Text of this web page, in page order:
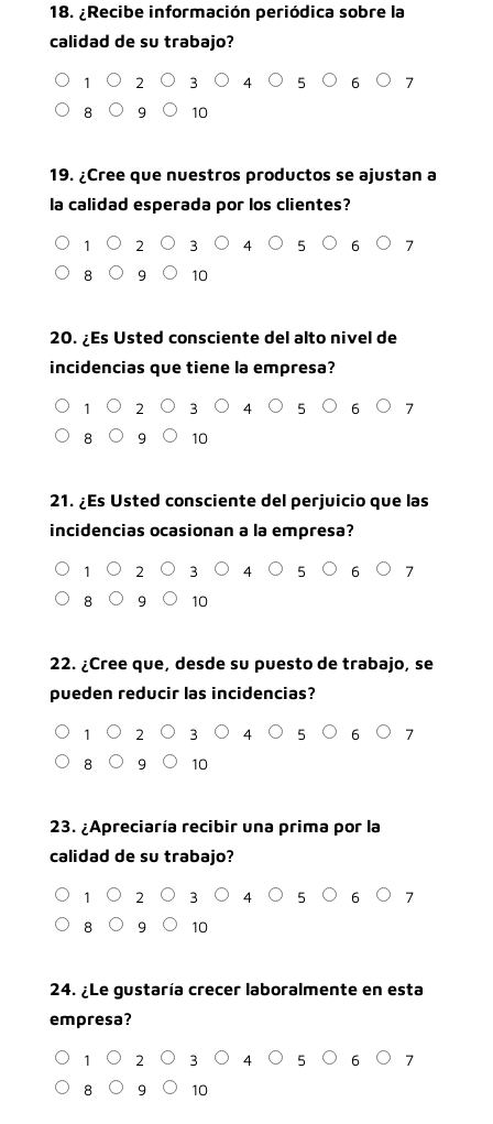
18. ¿Recibe información periódica sobre la
calidad de su trabajo?
1 2 3 4 5 6
7
8
9 10
19. ¿Cree que nuestros productos se ajustan a
la calidad esperada por los clientes?
1 2 3 4 5 6
7
8
9 10
20. ¿Es Usted consciente del alto nivel de
incidencias que tiene la empresa?
1 2 3 4 5 6
7
8
9 10
21. ¿Es Usted consciente del perjuicio que las
incidencias ocasionan a la empresa?
1 2 3 4 5 6
7
8
9 10
22. ¿Cree que, desde su puesto de trabajo, se
pueden reducir las incidencias?
1 2 3 4 5 6
7
8
9 10
23. ¿Apreciaría recibir una prima por la
calidad de su trabajo?
1 2 3 4 5 6
7
8
9 10
24. ¿Le gustaría crecer laboralmente en esta
empresa?
1 2 3 4 5 6
7
8
9 10